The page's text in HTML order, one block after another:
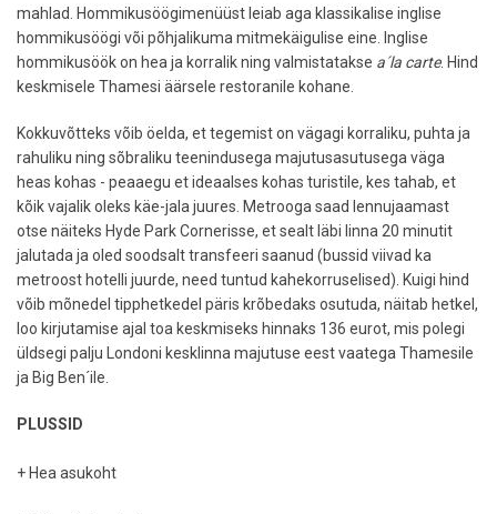
mahlad. Hommikusöögimenüüst leiab aga klassikalise inglise
hommikusöögi või põhjalikuma mitmekäigulise eine. Inglise
hommikusöök on hea ja korralik ning valmistatakse a´la carte. Hind
keskmisele Thamesi äärsele restoranile kohane.
Kokkuvõtteks võib öelda, et tegemist on vägagi korraliku, puhta ja
rahuliku ning sõbraliku teenindusega majutusasutusega väga
heas kohas - peaaegu et ideaalses kohas turistile, kes tahab, et
kõik vajalik oleks käe-jala juures. Metrooga saad lennujaamast
otse näiteks Hyde Park Cornerisse, et sealt läbi linna 20 minutit
jalutada ja oled soodsalt transfeeri saanud (bussid viivad ka
metroost hotelli juurde, need tuntud kahekorruselised). Kuigi hind
võib mõnedel tipphetkedel päris krõbedaks osutuda, näitab hetkel,
loo kirjutamise ajal toa keskmiseks hinnaks 136 eurot, mis polegi
üldsegi palju Londoni kesklinna majutuse eest vaatega Thamesile
ja Big Ben´ile.
PLUSSID
+ Hea asukoht